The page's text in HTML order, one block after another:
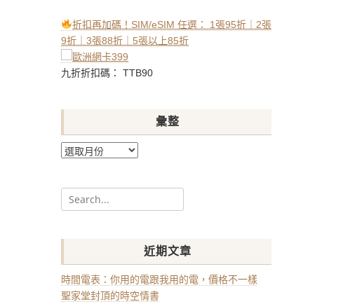
折扣再加碼！SIM/eSIM 任選： 1張95折｜2張
9折｜3張88折｜5張以上85折
九折折扣碼： TTB90
彙整
彙
Search
for:
近期文章
時間電表：你用的電跟我用的電，價格不一樣
聖家堂封頂的時空情書